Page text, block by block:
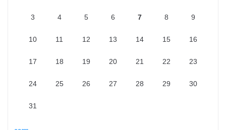
3 4 5 6 7 8 9
10 11 12 13 14 15 16
17 18 19 20 21 22 23
24 25 26 27 28 29 30
31